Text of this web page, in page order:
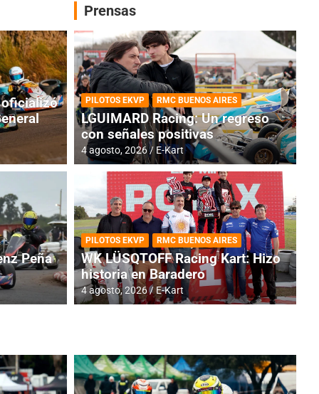
RMC BUENOS AIRES
Cerró una jornada
oficializó
Peña
Prensas
PILOTOS EKVP RMC BUENOS AIRES
LGUIMARD Racing: Un regreso
con señales positivas
4 agosto, 2026 E-Kart
PILOTOS EKVP RMC BUENOS AIRES
WK LÜSQTOFF Racing Kart: Hizo
historia en Baradero
4 agosto, 2026 E-Kart